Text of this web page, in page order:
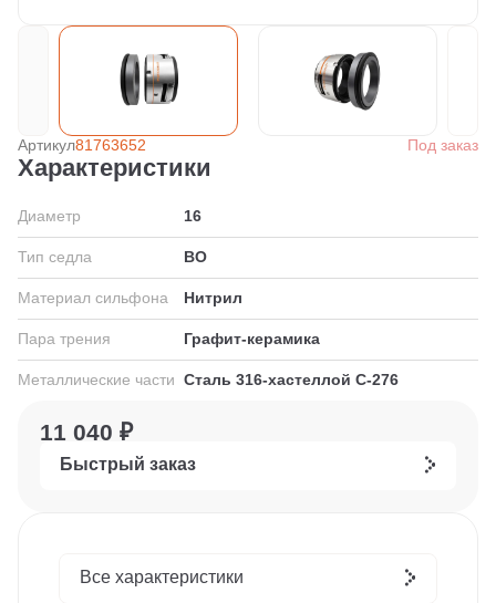
Артикул81763652 Под заказ
Характеристики
Диаметр 16
Тип седла BO
Материал сильфона Нитрил
Пара трения Графит-керамика
Металлические части Сталь 316-хастеллой С-276
11 040 ₽
Быстрый заказ
Все характеристики